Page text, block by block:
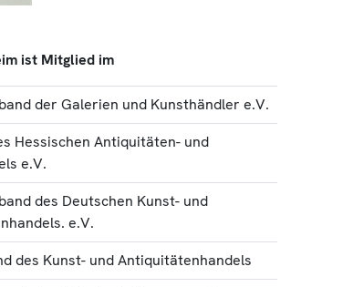
ist Mitglied im
der Galerien und Kunsthändler e.V.
Hessischen Antiquitäten- und
e.V.
des Deutschen Kunst- und
e.V.
des Kunst- und Antiquitätenhandels